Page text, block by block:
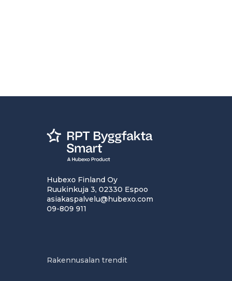
Hubexo Finland Oy
Ruukinkuja 3, 02330 Espoo
asiakaspalvelu@hubexo.com
09-809 911
Rakennusalan trendit